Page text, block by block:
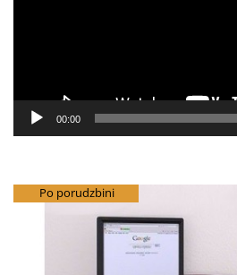
00:00
besplatna dostava
Po porudzbini